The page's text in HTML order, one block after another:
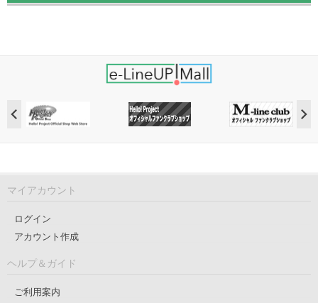
マイアカウント
ログイン
アカウント作成
ヘルプ＆ガイド
ご利用案内